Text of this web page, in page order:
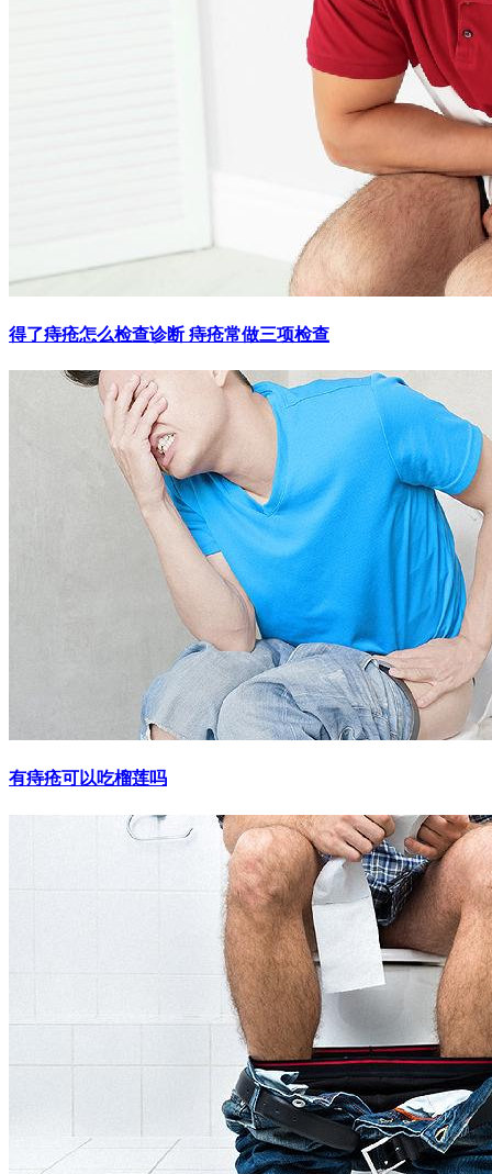
得了痔疮怎么检查诊断 痔疮常做三项检查
有痔疮可以吃榴莲吗